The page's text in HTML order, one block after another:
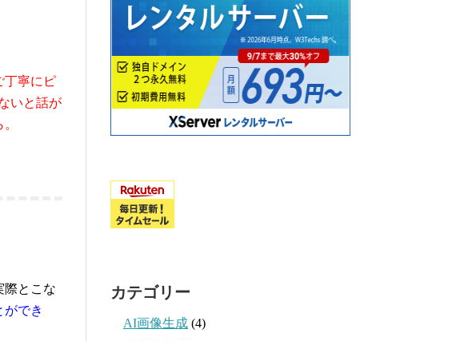
丁寧にピ
いと話が
際とこな
でき
カテゴリー
AI画像生成 (4)